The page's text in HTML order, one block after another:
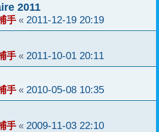
2011
手 « 2011-12-19 20:19
手 « 2011-10-01 20:11
手 « 2010-05-08 10:35
手 « 2009-11-03 22:10